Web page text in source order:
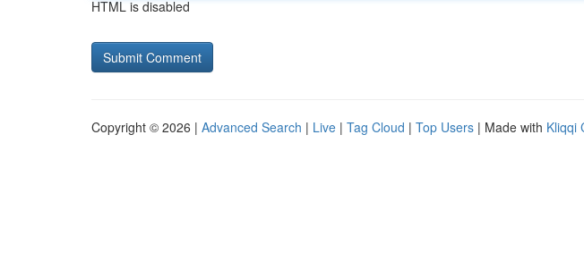
HTML is disabled
Copyright © 2026 | Advanced Search | Live | Tag Cloud | Top Users | Made with Kliqqi